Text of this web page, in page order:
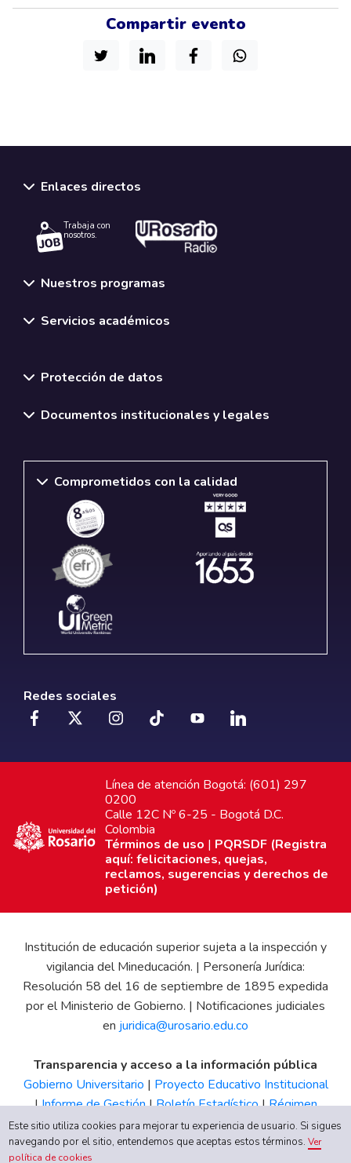
Compartir evento
Enlaces directos
Trabaja con
nosotros.
Nuestros programas
Servicios académicos
Protección de datos
Documentos institucionales y legales
Comprometidos con la calidad
Redes sociales
Línea de atención Bogotá: (601) 297
0200
Calle 12C Nº 6-25 - Bogotá D.C.
Colombia
Términos de uso | PQRSDF (Registra
aquí: felicitaciones, quejas,
reclamos, sugerencias y derechos de
petición)
Institución de educación superior sujeta a la inspección y
vigilancia del Mineducación. | Personería Jurídica:
Resolución 58 del 16 de septiembre de 1895 expedida
por el Ministerio de Gobierno. | Notificaciones judiciales
en juridica@urosario.edu.co
Transparencia y acceso a la información pública
Gobierno Universitario | Proyecto Educativo Institucional
|Informe de Gestión|Boletín Estadístico|Régimen
Tributario|Estados Financieros |Código de Ética| Canal
de Integridad UR
Este sitio utiliza cookies para mejorar tu experiencia de usuario. Si sigues
navegando por el sitio, entendemos que aceptas estos términos.Ver
política de cookies